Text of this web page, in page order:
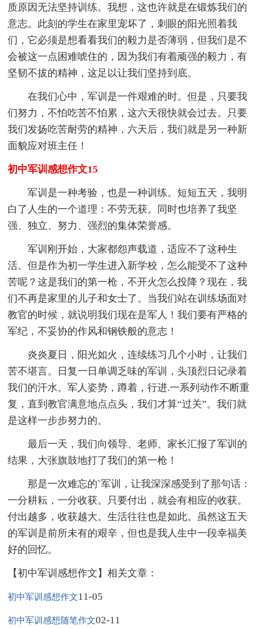
质原因无法坚持训练。我想，这也许就是在锻炼我们的
意志。此刻的学生在家里宠坏了，刺眼的阳光照着我
们，它必须是想看看我们的毅力是否薄弱，但我们是不
会被这一点困难唬住的，因为我们有着顽强的毅力，有
坚韧不拔的精神，这足以让我们坚持到底。
在我们心中，军训是一件艰难的时。但是，只要我
们努力，不怕吃苦不怕累，这六天很快就会过去。只要
我们发扬吃苦耐劳的精神，六天后，我们就是另一种新
面貌应对班主任！
初中军训感想作文15
军训是一种考验，也是一种训练。短短五天，我明
白了人生的一个道理：不劳无获。同时也培养了我坚
强、独立、努力、强烈的集体荣誉感。
军训刚开始，大家都怨声载道，适应不了这种生
活。但是作为初一学生进入新学校，怎么能受不了这种
苦呢？这是我们的第一枪，不开火怎么投降？现在，我
们不再是家里的儿子和女士了。当我们站在训练场面对
教官的时候，就说明我们现在是军人！我们要有严格的
军纪，不妥协的作风和钢铁般的意志！
炎炎夏日，阳光如火，连续练习几个小时，让我们
苦不堪言。日复一日单调乏味的军训，头顶烈日记录着
我们的汗水。军人姿势，蹲着，行进.一系列动作不断重
复，直到教官满意地点点头，我们才算“过关”。我们就
是这样一步步努力的。
最后一天，我们向领导、老师、家长汇报了军训的
结果，大张旗鼓地打了我们的第一枪！
那是一次难忘的`军训，让我深深感受到了那句话：
一分耕耘，一分收获。只要付出，就会有相应的收获。
付出越多，收获越大。生活往往也是如此。虽然这五天
的军训是前所未有的艰辛，但也是我人生中一段幸福美
好的回忆。
【初中军训感想作文】相关文章：
初中军训感想作文11-05
初中军训感想随笔作文02-11